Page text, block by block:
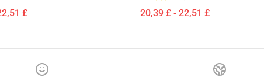
£ 20,39 £ - 22,51 £